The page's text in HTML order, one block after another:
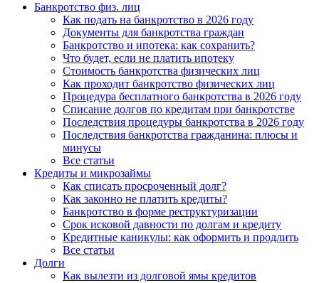
Банкротство физ. лиц
Как подать на банкротство в 2026 году
Документы для банкротства граждан
Банкротство и ипотека: как сохранить?
Что будет, если не платить ипотеку
Стоимость банкротства физических лиц
Как проходит банкротство физических лиц
Процедура бесплатного банкротства в 2026 году
Списание долгов по кредитам при банкротстве
Последствия процедуры банкротства в 2026 году
Последствия банкротства гражданина: плюсы и
минусы
Все статьи
Кредиты и микрозаймы
Как списать просроченный долг?
Как законно не платить кредиты?
Банкротство в форме реструктуризации
Срок исковой давности по долгам и кредиту
Кредитные каникулы: как оформить и продлить
Все статьи
Долги
Как вылезти из долговой ямы кредитов